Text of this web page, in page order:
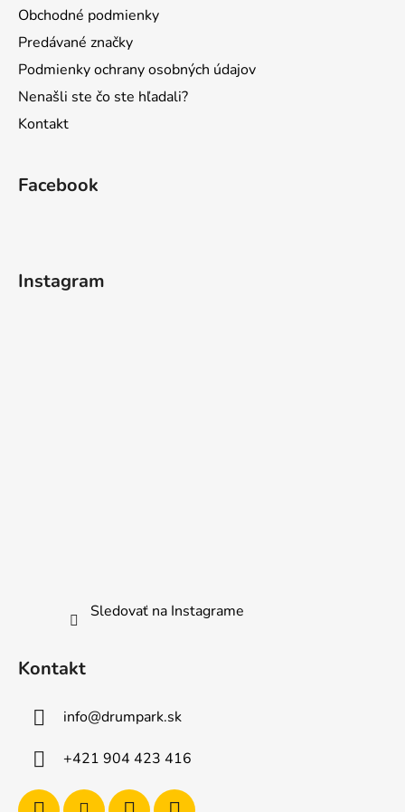
Obchodné podmienky
Predávané značky
Podmienky ochrany osobných údajov
Nenašli ste čo ste hľadali?
Kontakt
Facebook
Instagram
Sledovať na Instagrame
Kontakt
info@drumpark.sk
+421 904 423 416